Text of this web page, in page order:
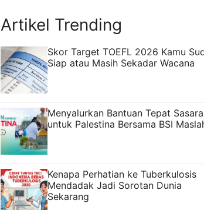
Artikel Trending
Skor Target TOEFL 2026 Kamu
Siap atau Masih Sekadar Wacana
Menyalurkan Bantuan Tepat
untuk Palestina Bersama BSI
Kenapa Perhatian ke Tuberkulosis
Mendadak Jadi Sorotan Dunia
Sekarang